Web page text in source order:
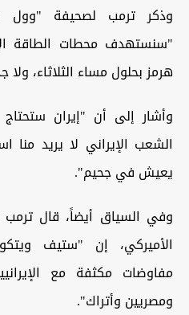
وذكر ترمب لصحيفة "وول
"سنستهدف محطات الطاقة
هرمز بحلول مساء الثلاثاء، ولا
الشعب الإيراني لا يريد منا
يعيش في جحيم".
وفي السياق أيضاً، قال
الأميركي، إن "ستيف
مفاوضات مكثفة مع
ومصريين وأتراك".